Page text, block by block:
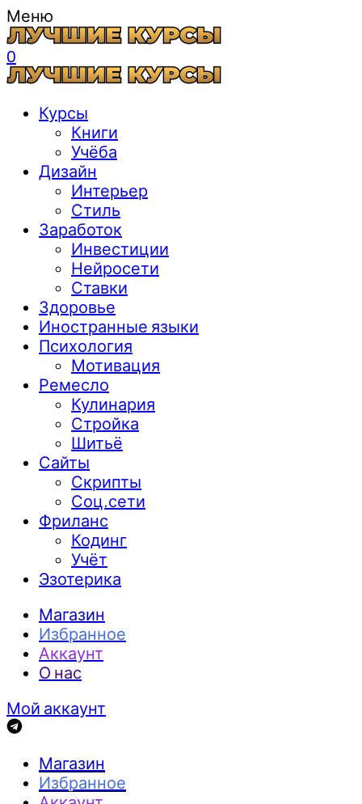
Меню
0
Курсы
Книги
Учёба
Дизайн
Интерьер
Стиль
Заработок
Инвестиции
Нейросети
Ставки
Здоровье
Иностранные языки
Психология
Мотивация
Ремесло
Кулинария
Стройка
Шитьё
Сайты
Скрипты
Соц.сети
Фриланс
Кодинг
Учёт
Эзотерика
Магазин
Избранное
Аккаунт
О нас
Мой аккаунт
Магазин
Избранное